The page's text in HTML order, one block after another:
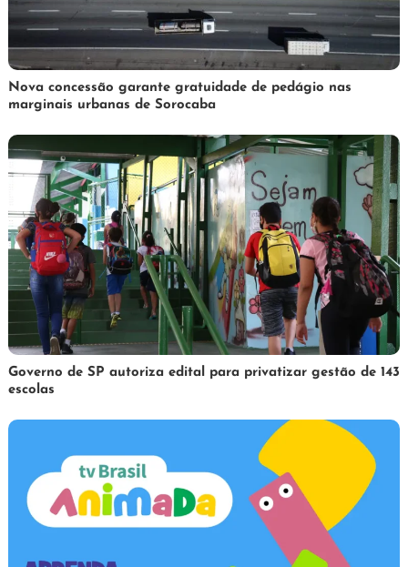
3
de
de
2025
Redação
Nova concessão garante gratuidade de pedágio nas
marginais urbanas de Sorocaba
1
de
de
Redação
Governo de SP autoriza edital para privatizar gestão de 143
escolas